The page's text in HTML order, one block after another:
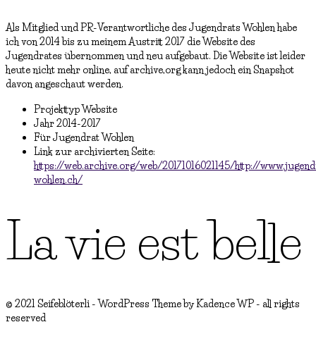
Als Mitglied und PR-Verantwortliche des Jugendrats Wohlen habe
ich von 2014 bis zu meinem Austritt 2017 die Website des
Jugendrates übernommen und neu aufgebaut. Die Website ist leider
heute nicht mehr online, auf archive,org kann jedoch ein Snapshot
davon angeschaut werden.
ProjekttypWebsite
Jahr2014-2017
FürJugendrat Wohlen
Link zur archivierten Seite:
https://web.archive.org/web/20171016021145/http://
wohlen.ch/
La vie est belle
© 2021 Seifeblöterli - WordPress Theme by Kadence WP - all rights
reserved